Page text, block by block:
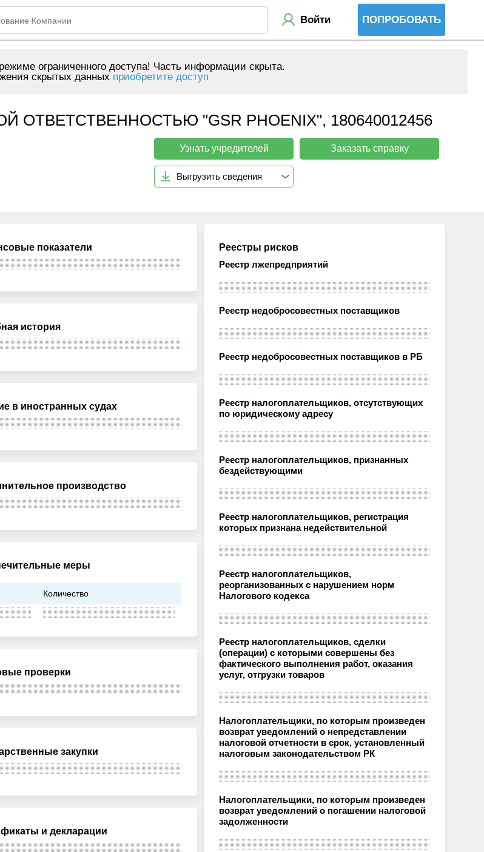
Войти ПОПРОБОВАТЬ
ограниченного доступа! Часть информации скрыта.
скрытых данных приобретите доступ
"GSR PHOENIX", 180640012456
Узнать учредителей Заказать справку
Выгрузить сведения
показатели
история
в иностранных судах
производство
меры
Количество
проверки
закупки
и декларации
Реестры рисков
Реестр лжепредприятий
Реестр недобросовестных поставщиков
Реестр недобросовестных поставщиков в РБ
Реестр налогоплательщиков, отсутствующих
по юридическому адресу
Реестр налогоплательщиков, признанных
бездействующими
Реестр налогоплательщиков, регистрация
которых признана недействительной
Реестр налогоплательщиков,
реорганизованных с нарушением норм
Налогового кодекса
Реестр налогоплательщиков, сделки
(операции) с которыми совершены без
фактического выполнения работ, оказания
услуг, отгрузки товаров
Налогоплательщики, по которым произведен
возврат уведомлений о непредставлении
налоговой отчетности в срок, установленный
налоговым законодательством РК
Налогоплательщики, по которым произведен
возврат уведомлений о погашении налоговой
задолженности